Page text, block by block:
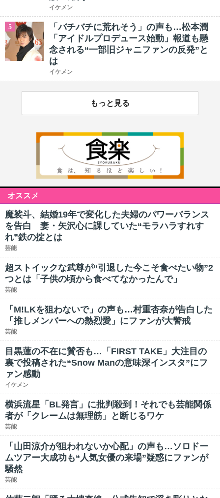
イケメン
5
「バチバチに荒れそう」の声も…松本潤
「アイドルプロデュース始動」報道も懸
念される“一部旧ジャニファンの反発”と
は
イケメン
もっと見る
オススメ
魔裟斗、結婚19年で変化した夫婦のパワーバランス
を告白 妻・矢沢心に課していた“モラハラすれす
れ”鉄の掟とは
芸能
超ストイックな武尊が“引退した今こそ食べたい物”2
つとは「子供の頃から食べてなかったんで」
芸能
「M!LKを狙わないで」の声も…村重杏奈が告白した
「推しメンバーへの熱烈愛」にファンが大警戒
芸能
目黒蓮の不在に賛否も…「FIRST TAKE」大注目の
裏で投稿された“Snow Manの意味深インスタ”にフ
ァン感動
イケメン
横浜流星「BL発言」に批判殺到！それでも芸能関係
者が「クレームは無理筋」と断じるワケ
芸能
「山田涼介が狙われないか心配」の声も…ソロドー
ムツアー大成功も“人気女優の来場”疑惑にファンが
騒然
芸能